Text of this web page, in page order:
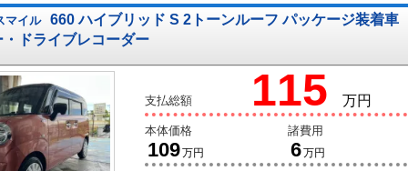
マイル 660 ハイブリッド S 2トーンルーフ パッケージ装着車
ドライブレコーダー
支払総額 115 万円
本体価格
109万円
諸費用
6万円